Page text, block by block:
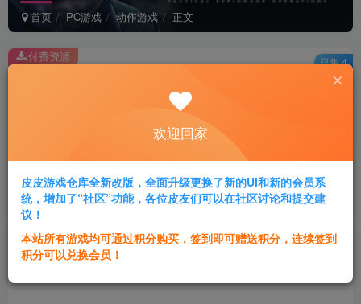
首页 PC游戏 动作游戏 正文
此内容为付费资源，请付费后查看
2积分
黄金会员免费 超级会员免费
登录购买
付费资源 已售 4
群主1号
欢迎回家
皮皮游戏仓库全新改版，全面升级更换了新的UI和新的会员系
统，增加了“社区”功能，各位皮友们可以在社区讨论和提交建
议！
本站所有游戏均可通过积分购买，签到即可赠送积分，连续签到
积分可以兑换会员！